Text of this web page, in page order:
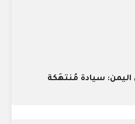
سيادة مُنتهَكة